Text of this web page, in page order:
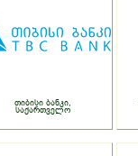
თიბისი ბანკი,
საქართველო